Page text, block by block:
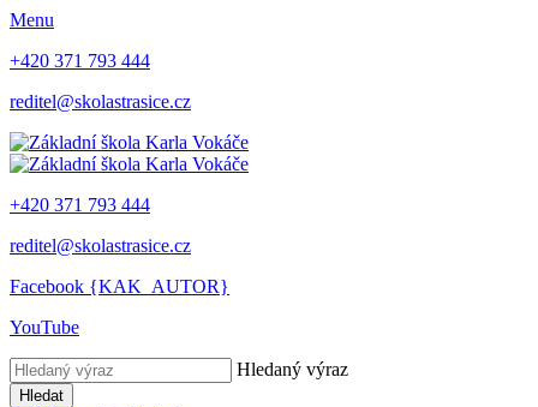
Menu
+420 371 793 444
reditel@skolastrasice.cz
+420 371 793 444
reditel@skolastrasice.cz
Facebook {KAK_AUTOR}
YouTube
Hledaný výraz
Hledat